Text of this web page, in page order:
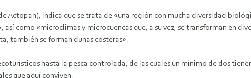
indica que se trata de «una región con mucha diversidad
como «microclimas y microcuencas que, a su vez, se transforman en
también se forman dunas costeras».
hasta la pesca controlada, de las cuales un mínimo de dos
que aquí conviven.